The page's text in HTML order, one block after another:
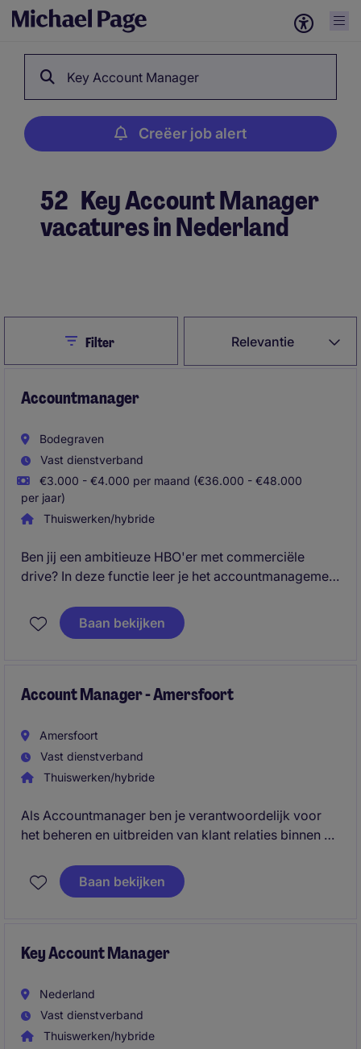
Key Account Manager
Creëer job alert
52 Key Account Manager
vacatures in Nederland
Relevantie
CloseFilter
Accountmanager
Bodegraven
Vast dienstverband
€3.000 - €4.000 per maand (€36.000 - €48.000
per jaar)
Thuiswerken/hybride
Ben jij een ambitieuze HBO'er met commerciële
drive? In deze functie leer je het accountmanagement
retailklanten en krijg je volop ruimte om door te
groeien binnen een succesvolle en innovatieve food
Baan bekijken
Account Manager - Amersfoort
Amersfoort
Vast dienstverband
Thuiswerken/hybride
Als Accountmanager ben je verantwoordelijk voor
het beheren en uitbreiden van klant relaties binnen de
technische meet oplossingen. Je beheert je eigen
regio, signaleert commerciële kansen en begeleidt
Baan bekijken
Key Account Manager
Nederland
Vast dienstverband
Thuiswerken/hybride